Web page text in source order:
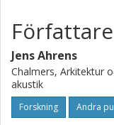
Författare
Jens Ahrens
Chalmers, Arkitektur
akustik
Forskning Andra